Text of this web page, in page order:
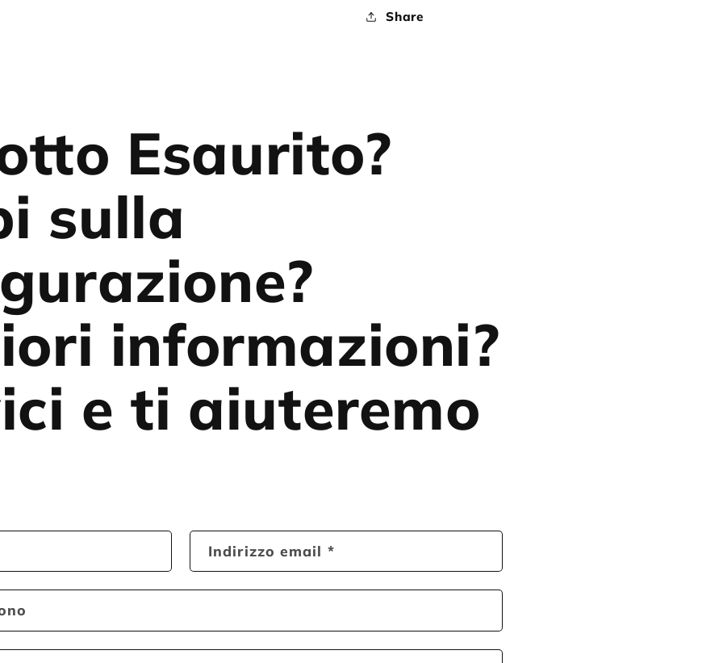
Share
Esaurito?
sulla
informazioni?
e ti aiuteremo
Indirizzo email *